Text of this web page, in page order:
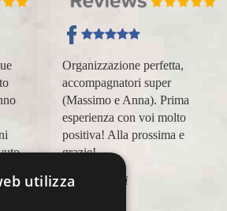
Organizzazione perfetta,
accompagnatori super
(Massimo e Anna). Prima
esperienza con voi molto
positiva! Alla prossima e
grazie!
Lara Buranti
utilizza